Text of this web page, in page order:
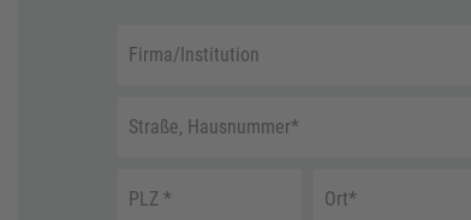
Firma/Institution
Straße, Hausnummer*
PLZ * Ort*